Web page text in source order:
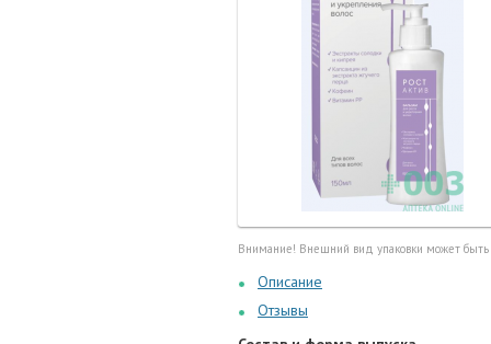
Тесты,
Шприцы,
Внимание! Внешний вид упаковки может
Описание
Отзывы